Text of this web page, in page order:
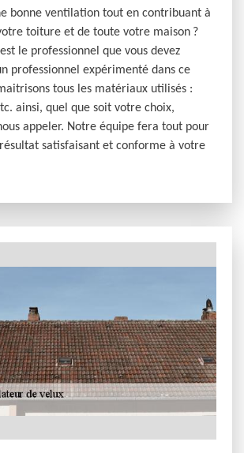
bonne ventilation tout en contribuant à
toiture et de toute votre maison ?
le professionnel que vous devez
professionnel expérimenté dans ce
tous les matériaux utilisés :
ainsi, quel que soit votre choix,
appeler. Notre équipe fera tout pour
satisfaisant et conforme à votre